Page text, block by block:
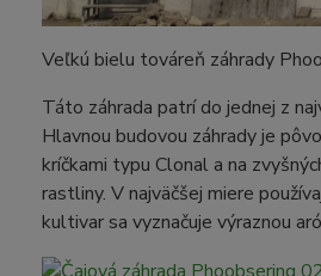
Veľkú bielu továreň záhrady
Táto záhrada patrí do jednej z
Hlavnou budovou záhrady je
kríčkami typu Clonal a na
rastliny. V najväčšej miere
kultivar sa vyznačuje výraznou